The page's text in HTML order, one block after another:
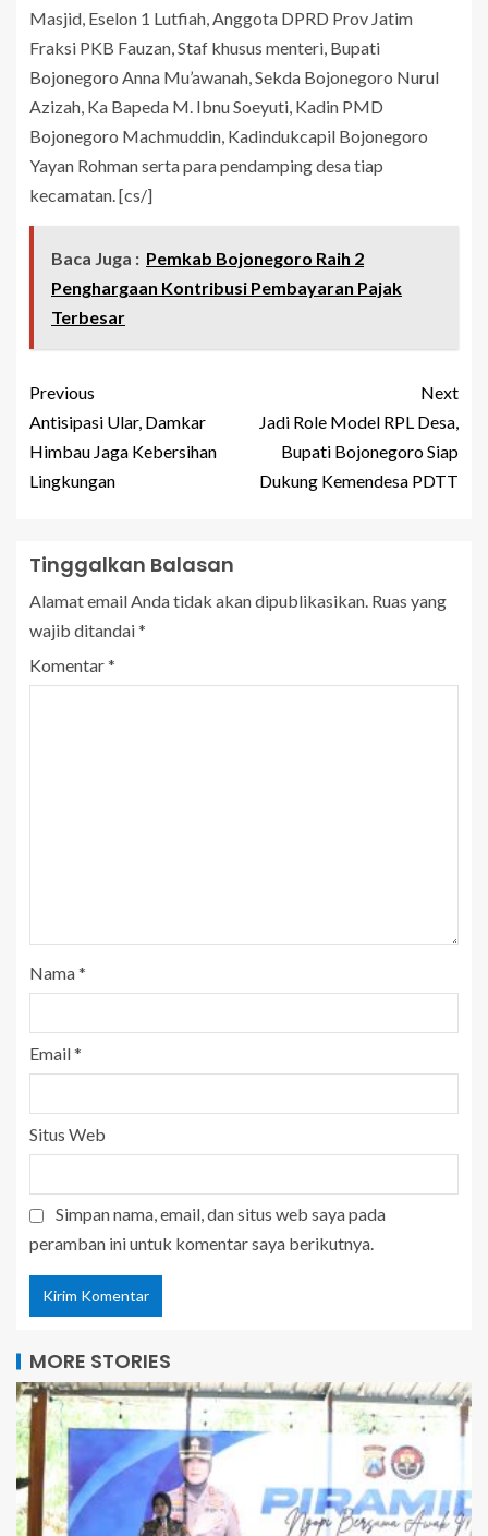
Masjid, Eselon 1 Lutfiah, Anggota DPRD Prov Jatim
Fraksi PKB Fauzan, Staf khusus menteri, Bupati
Bojonegoro Anna Mu’awanah, Sekda Bojonegoro Nurul
Azizah, Ka Bapeda M. Ibnu Soeyuti, Kadin PMD
Bojonegoro Machmuddin, Kadindukcapil Bojonegoro
Yayan Rohman serta para pendamping desa tiap
kecamatan. [cs/]
Baca Juga : Pemkab Bojonegoro Raih 2
Penghargaan Kontribusi Pembayaran Pajak
Terbesar
Previous
Antisipasi Ular, Damkar
Himbau Jaga Kebersihan
Lingkungan
Next
Jadi Role Model RPL Desa,
Bupati Bojonegoro Siap
Dukung Kemendesa PDTT
Tinggalkan Balasan
Alamat email Anda tidak akan dipublikasikan. Ruas yang
wajib ditandai*
Komentar*
Nama*
Email*
Situs Web
Simpan nama, email, dan situs web saya pada
peramban ini untuk komentar saya berikutnya.
MORE STORIES